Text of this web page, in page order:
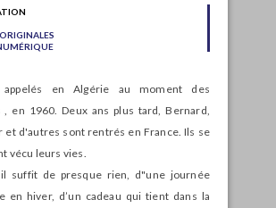
en Algérie au moment des
, en 1960. Deux ans plus tard, Bernard,
et d'autres sont rentrés en France. Ils se
vécu leurs vies.
suffit de presque rien, d"une journée
en hiver, d’un cadeau qui tient dans la